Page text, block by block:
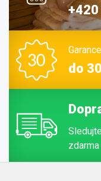
do
zdarma